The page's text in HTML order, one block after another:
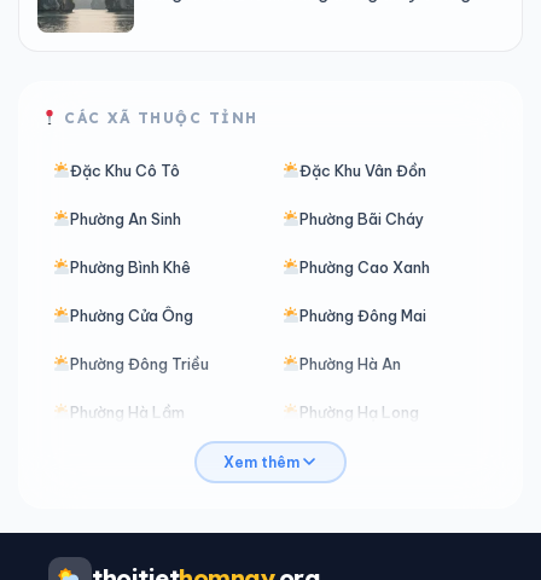
CÁC XÃ THUỘC TỈNH
Đặc Khu Cô Tô Đặc Khu Vân Đồn
Phường An Sinh Phường Bãi Cháy
Phường Bình Khê Phường Cao Xanh
Phường Cửa Ông Phường Đông Mai
Phường Đông Triều Phường Hà An
Phường Hà Lầm Phường Hạ Long
Phường Hiệp Hòa
Phường Hồng Gai
Xem thêm